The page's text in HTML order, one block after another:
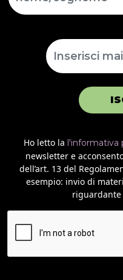
Ho letto la l'informativa
newsletter e
dell’art. 13 del
esempio: invio di
riguardante